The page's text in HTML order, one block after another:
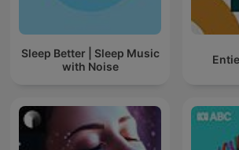
Sleep Better | Sleep Music
with Noise